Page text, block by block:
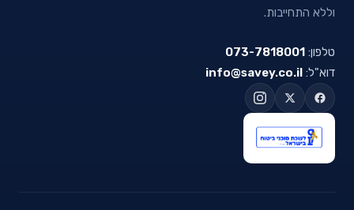
וללא התחייבות.
טלפון: 073-7818001
דוא"ל: info@savey.co.il